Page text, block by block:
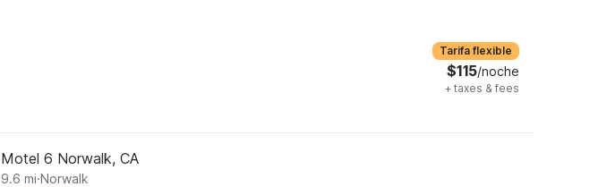
Tarifa flexible
$115/noche
+ taxes & fees
Motel 6 Norwalk, CA
9.6 mi.Norwalk